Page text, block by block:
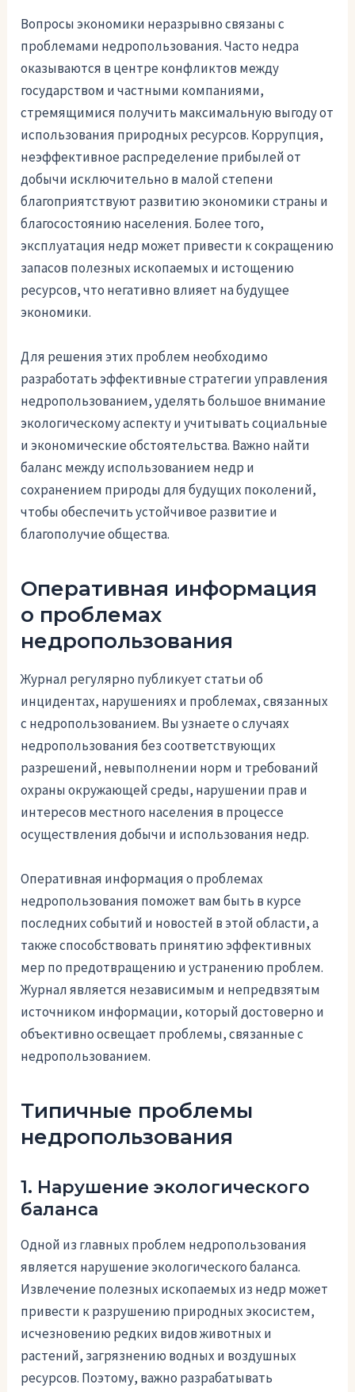
Вопросы экономики неразрывно связаны с
проблемами недропользования. Часто недра
оказываются в центре конфликтов между
государством и частными компаниями,
стремящимися получить максимальную выгоду от
использования природных ресурсов. Коррупция,
неэффективное распределение прибылей от
добычи исключительно в малой степени
благоприятствуют развитию экономики страны и
благосостоянию населения. Более того,
эксплуатация недр может привести к сокращению
запасов полезных ископаемых и истощению
ресурсов, что негативно влияет на будущее
экономики.
Для решения этих проблем необходимо
разработать эффективные стратегии управления
недропользованием, уделять большое внимание
экологическому аспекту и учитывать социальные
и экономические обстоятельства. Важно найти
баланс между использованием недр и
сохранением природы для будущих поколений,
чтобы обеспечить устойчивое развитие и
благополучие общества.
Оперативная информация
о проблемах
недропользования
Журнал регулярно публикует статьи об
инцидентах, нарушениях и проблемах, связанных
с недропользованием. Вы узнаете о случаях
недропользования без соответствующих
разрешений, невыполнении норм и требований
охраны окружающей среды, нарушении прав и
интересов местного населения в процессе
осуществления добычи и использования недр.
Оперативная информация о проблемах
недропользования поможет вам быть в курсе
последних событий и новостей в этой области, а
также способствовать принятию эффективных
мер по предотвращению и устранению проблем.
Журнал является независимым и непредвзятым
источником информации, который достоверно и
объективно освещает проблемы, связанные с
недропользованием.
Типичные проблемы
недропользования
1. Нарушение экологического
баланса
Одной из главных проблем недропользования
является нарушение экологического баланса.
Извлечение полезных ископаемых из недр может
привести к разрушению природных экосистем,
исчезновению редких видов животных и
растений, загрязнению водных и воздушных
ресурсов. Поэтому, важно разрабатывать